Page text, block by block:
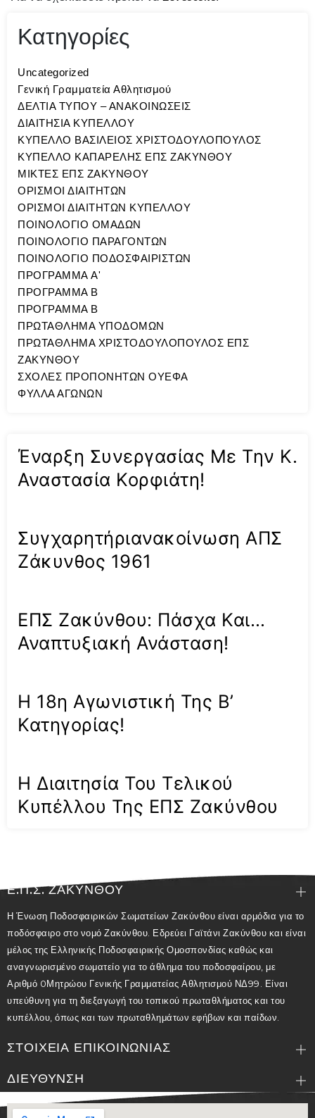
Κατηγορίες
Uncategorized
Γενική Γραμματεία Αθλητισμού
ΔΕΛΤΙΑ ΤΥΠΟΥ – ΑΝΑΚΟΙΝΩΣΕΙΣ
ΔΙΑΙΤΗΣΙΑ ΚΥΠΕΛΛΟΥ
ΚΥΠΕΛΛΟ ΒΑΣΙΛΕΙΟΣ ΧΡΙΣΤΟΔΟΥΛΟΠΟΥΛΟΣ
ΚΥΠΕΛΛΟ ΚΑΠΑΡΕΛΗΣ ΕΠΣ ΖΑΚΥΝΘΟΥ
ΜΙΚΤΕΣ ΕΠΣ ΖΑΚΥΝΘΟΥ
ΟΡΙΣΜΟΙ ΔΙΑΙΤΗΤΩΝ
ΟΡΙΣΜΟΙ ΔΙΑΙΤΗΤΩΝ ΚΥΠΕΛΛΟΥ
ΠΟΙΝΟΛΟΓΙΟ ΟΜΑΔΩΝ
ΠΟΙΝΟΛΟΓΙΟ ΠΑΡΑΓΟΝΤΩΝ
ΠΟΙΝΟΛΟΓΙΟ ΠΟΔΟΣΦΑΙΡΙΣΤΩΝ
ΠΡΟΓΡΑΜΜΑ A'
ΠΡΟΓΡΑΜΜΑ Β
ΠΡΟΓΡΑΜΜΑ Β
ΠΡΩΤΑΘΛΗΜΑ ΥΠΟΔΟΜΩΝ
ΠΡΩΤΑΘΛΗΜΑ ΧΡΙΣΤΟΔΟΥΛΟΠΟΥΛΟΣ ΕΠΣ
ΖΑΚΥΝΘΟΥ
ΣΧΟΛΕΣ ΠΡΟΠΟΝΗΤΩΝ ΟΥΕΦΑ
ΦΥΛΛΑ ΑΓΩΝΩΝ
Έναρξη Συνεργασίας Με Την Κ.
Αναστασία Κορφιάτη!
Συγχαρητήριανακοίνωση ΑΠΣ
Ζάκυνθος 1961
ΕΠΣ Ζακύνθου: Πάσχα Και…
Αναπτυξιακή Ανάσταση!
Η 18η Αγωνιστική Της Β’
Κατηγορίας!
Η Διαιτησία Του Τελικού
Κυπέλλου Της ΕΠΣ Ζακύνθου
Ε.Π.Σ. ΖΑΚΥΝΘΟΥ
Η Ένωση Ποδοσφαιρικών Σωματείων Ζακύνθου είναι αρμόδια για το
ποδόσφαιρο στο νομό Ζακύνθου. Εδρεύει Γαϊτάνι Ζακύνθου και είναι
μέλος της Ελληνικής Ποδοσφαιρικής Ομοσπονδίας καθώς και
αναγνωρισμένο σωματείο για το άθλημα του ποδοσφαίρου, με
Αριθμό 0Μητρώου Γενικής Γραμματείας Αθλητισμού ΝΔ99. Είναι
υπεύθυνη για τη διεξαγωγή του τοπικού πρωταθλήματος και του
κυπέλλου, όπως και των πρωταθλημάτων εφήβων και παίδων.
ΣΤΟΙΧΕΙΑ ΕΠΙΚΟΙΝΩΝΙΑΣ
ΔΙΕΥΘΥΝΣΗ